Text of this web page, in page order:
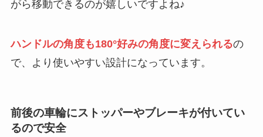
がら移動できるのが嬉しいですよね♪
ハンドルの角度も180°好みの角度に変えられるの
で、より使いやすい設計になっています。
前後の車輪にストッパーやブレーキが付いてい
るので安全